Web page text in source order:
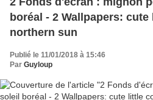
boréal - 2 Wallpapers:
northern sun
Publié le 11/01/2018 à 15:46
Par Guyloup